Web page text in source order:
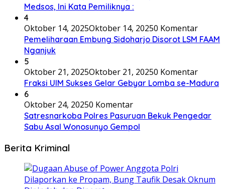
Medsos, Ini Kata Pemiliknya :
4
Oktober 14, 2025Oktober 14, 20250 Komentar
Pemeliharaan Embung Sidoharjo Disorot LSM FAAM
Nganjuk
5
Oktober 21, 2025Oktober 21, 20250 Komentar
Fraksi UIM Sukses Gelar Gebyar Lomba se-Madura
6
Oktober 24, 20250 Komentar
Satresnarkoba Polres Pasuruan Bekuk Pengedar
Sabu Asal Wonosunyo Gempol
Berita Kriminal